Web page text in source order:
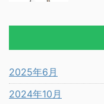
2025年6月
2024年10月